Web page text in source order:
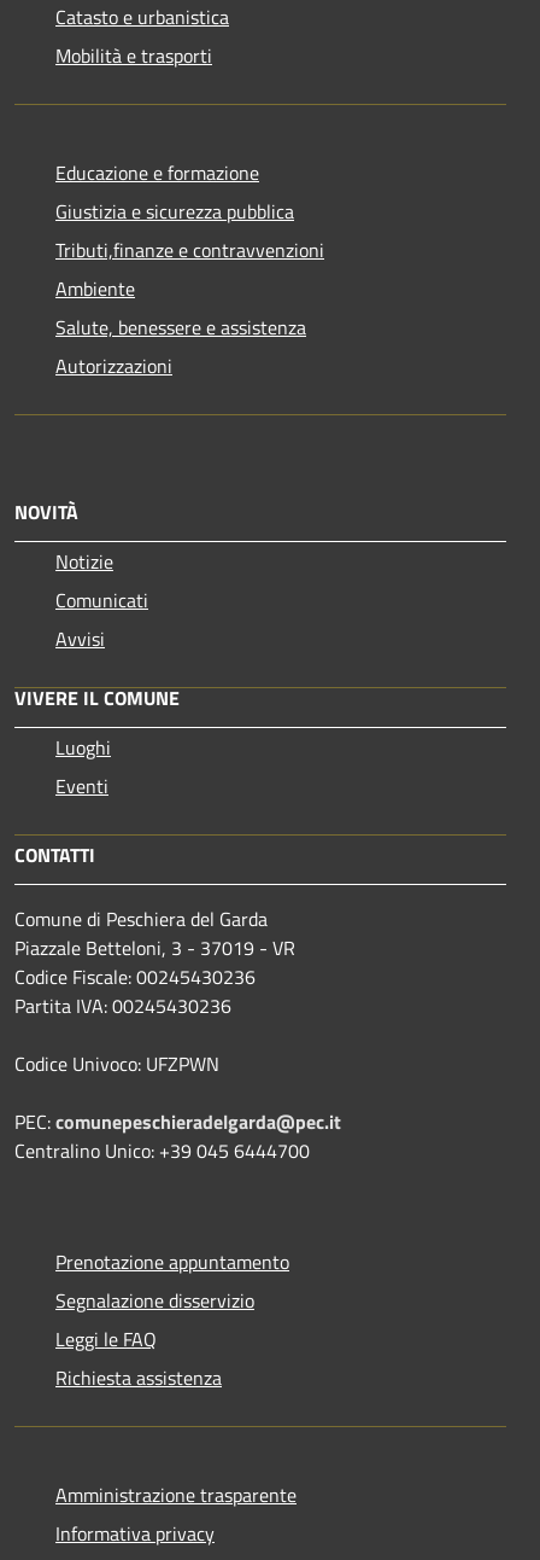
Catasto e urbanistica
Mobilità e trasporti
Educazione e formazione
Giustizia e sicurezza pubblica
Tributi,finanze e contravvenzioni
Ambiente
Salute, benessere e assistenza
Autorizzazioni
NOVITÀ
Notizie
Comunicati
Avvisi
VIVERE IL COMUNE
Luoghi
Eventi
CONTATTI
Comune di Peschiera del Garda
Piazzale Betteloni, 3 - 37019 - VR
Codice Fiscale: 00245430236
Partita IVA: 00245430236
Codice Univoco: UFZPWN
PEC:comunepeschieradelgarda@pec.it
Centralino Unico: +39 045 6444700
Prenotazione appuntamento
Segnalazione disservizio
Leggi le FAQ
Richiesta assistenza
Amministrazione trasparente
Informativa privacy